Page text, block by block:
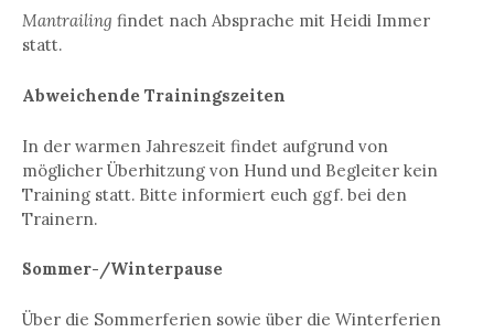
Mantrailing findet nach Absprache mit Heidi Immer
statt.
Abweichende Trainingszeiten
In der warmen Jahreszeit findet aufgrund von
möglicher Überhitzung von Hund und Begleiter kein
Training statt. Bitte informiert euch ggf. bei den
Trainern.
Sommer-/Winterpause
Über die Sommerferien sowie über die Winterferien